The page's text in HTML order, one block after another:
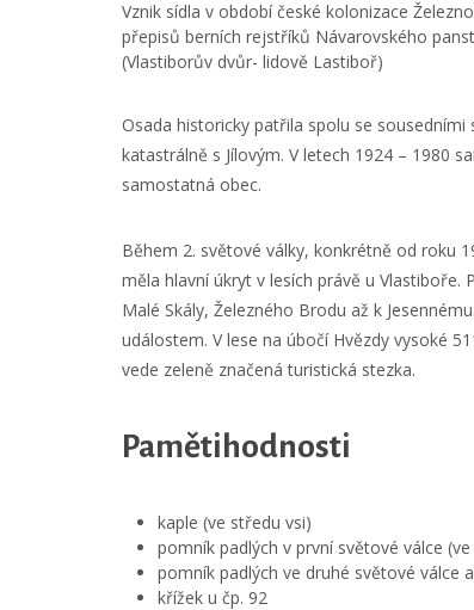
Vznik sídla v období české kolonizace
přepisů berních rejstříků Návarovského
(Vlastiborův dvůr- lidově Lastiboř)
Osada historicky patřila spolu se
katastrálně s Jílovým. V letech 1924 – 1980
samostatná obec.
Během 2. světové války, konkrétně od roku
měla hlavní úkryt v lesích právě u Vlastiboře.
Malé Skály, Železného Brodu až k
událostem. V lese na úbočí Hvězdy vysoké
vede zeleně značená turistická stezka.
Pamětihodnosti
kaple (ve středu vsi)
pomník padlých v první světové válce
pomník padlých ve druhé světové válce
křížek u čp. 92